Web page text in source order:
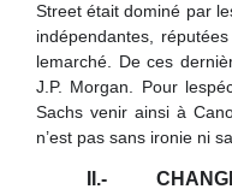
Street était dominé par
indépendantes,
lemarché. De ces
J.P. Morgan. Pour
Sachs venir ainsi à
n’est pas sans ironie ni
II.-